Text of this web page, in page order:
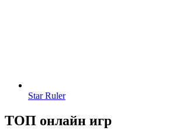
Star Ruler
ТОП онлайн игр